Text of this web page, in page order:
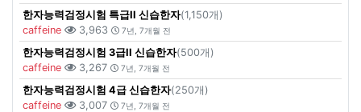
한자능력검정시험 특급II 신습한자(1,150개)
caffeine
3,963 7년, 7개월 전
한자능력검정시험 3급II 신습한자(500개)
caffeine
3,267 7년, 7개월 전
한자능력검정시험 4급 신습한자(250개)
caffeine
3,007 7년, 7개월 전